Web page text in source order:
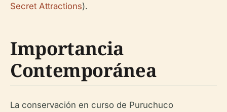
Secret Attractions).
Importancia
Contemporánea
La conservación en curso de Puruchuco